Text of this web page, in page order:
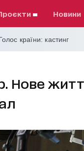
проєкти Новини
країни: кастинг
Нове